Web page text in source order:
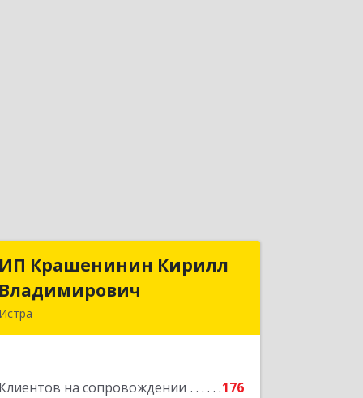
ИП Крашенинин Кирилл
Владимирович
Истра
Клиентов на сопровождении
176
ИП Крашенинин Кирилл
Владимирович